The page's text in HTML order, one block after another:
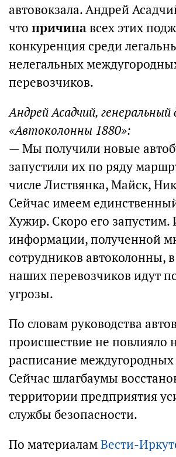
автовокзала. Андрей
что причинавсех этих
конкуренция среди
нелегальных
перевозчиков.
Андрей Асадчий,
«Автоколонны 1880»:
— Мы получили новые
запустили их по ряду
числе Листвянка, Майск,
Сейчас имеем
Хужир. Скоро его запустим.
информации, полученной
сотрудников автоколонны,
наших перевозчиков идут
угрозы.
По словам руководства
происшествие не повлияло
расписание междугородных
Сейчас шлагбаумы
территории предприятия
службы безопасности.
По материаламВести-